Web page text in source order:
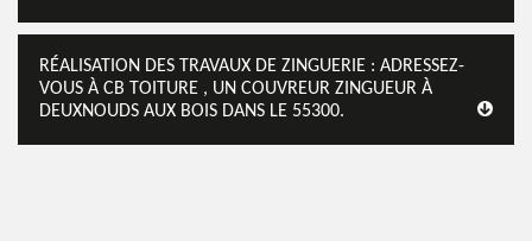
RÉALISATION DES TRAVAUX DE ZINGUERIE : ADRESSEZ-
VOUS À CB TOITURE , UN COUVREUR ZINGUEUR À
DEUXNOUDS AUX BOIS DANS LE 55300.